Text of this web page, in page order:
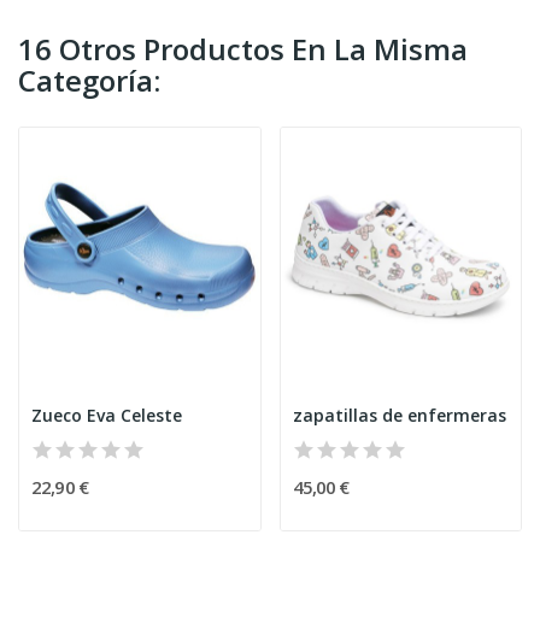
16 Otros Productos En La Misma
Categoría:
Zueco Eva Celeste
22,90 €
zapatillas de enfermeras
45,00 €